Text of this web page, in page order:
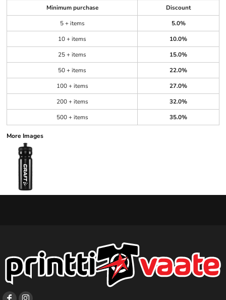
Minimum purchase
Discount
5 + items
5.0%
10 + items
10.0%
25 + items
15.0%
50 + items
22.0%
100 + items
27.0%
200 + items
32.0%
500 + items
35.0%
More Images